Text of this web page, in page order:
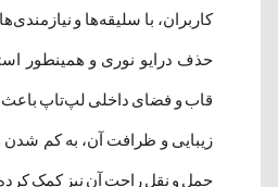
کاربران، با سلیقه‌ها و
حذف درایو نوری و همینطور
قاب و فضای داخلی لپ‌تاپ باعث
زیبایی و ظرافت آن، به کم
حمل و نقل راحت آن نیز کمک